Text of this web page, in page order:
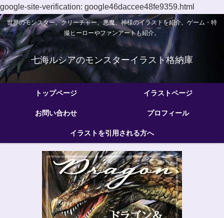
google-site-verification: google46daccee48fe9359.html
世界のモンスター、クリーチャー、悪魔、神様のイラストを紹介。ゲーム・特
撮ヒーローやファンアートも紹介。
七海ルシアのモンスターイラスト格納庫
トップページ イラストページ
お問い合わせ プロフィール
イラストを引用される方へ